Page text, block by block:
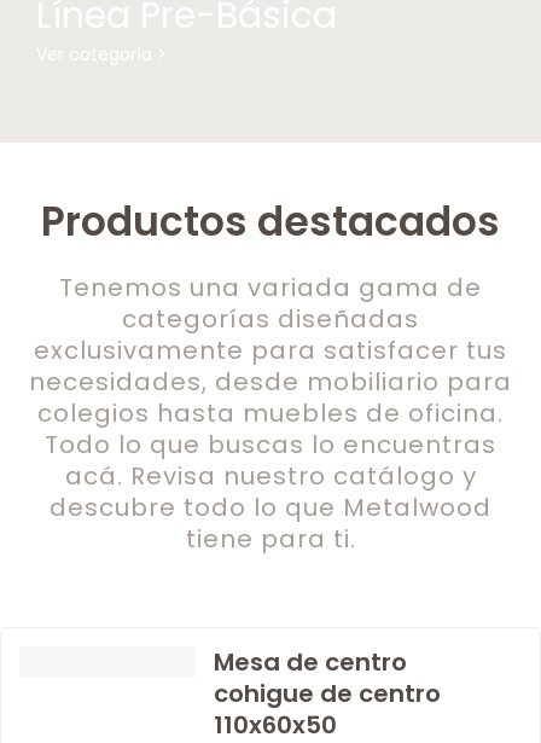
Línea Pre-Básica
Ver categoría >
Productos destacados
Tenemos una variada gama de
categorías diseñadas
exclusivamente para satisfacer tus
necesidades, desde mobiliario para
colegios hasta muebles de oficina.
Todo lo que buscas lo encuentras
acá. Revisa nuestro catálogo y
descubre todo lo que Metalwood
tiene para ti.
Mesa de centro
cohigue de centro
110x60x50